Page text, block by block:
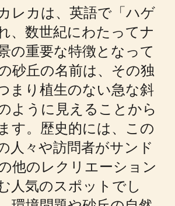
レカは、英語で「ハゲ
、数世紀にわたってナ
の重要な特徴となって
砂丘の名前は、その独
まり植生のない急な斜
ように見えることから
す。歴史的には、この
人々や訪問者がサンド
他のレクリエーション
人気のスポットでし